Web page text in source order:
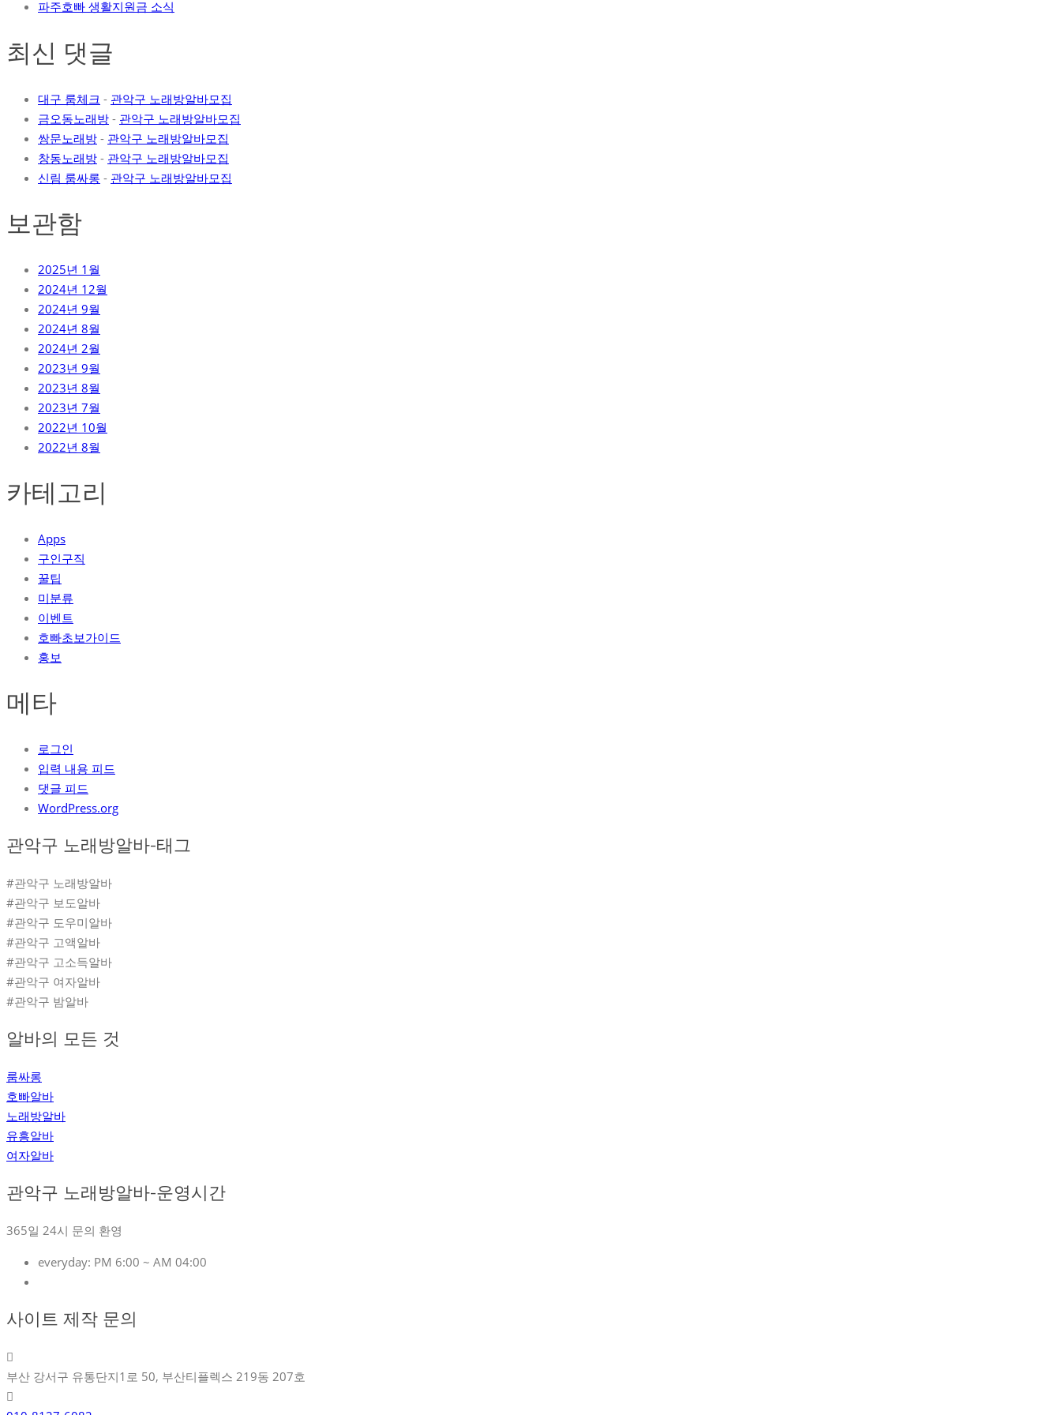
파주호빠 생활지원금 소식
최신 댓글
대구 룸체크 - 관악구 노래방알바모집
금오동노래방 - 관악구 노래방알바모집
쌍문노래방 - 관악구 노래방알바모집
창동노래방 - 관악구 노래방알바모집
신림 룸싸롱 - 관악구 노래방알바모집
보관함
2025년 1월
2024년 12월
2024년 9월
2024년 8월
2024년 2월
2023년 9월
2023년 8월
2023년 7월
2022년 10월
2022년 8월
카테고리
Apps
구인구직
꿀팁
미분류
이벤트
호빠초보가이드
홍보
메타
로그인
입력 내용 피드
댓글 피드
WordPress.org
관악구 노래방알바-태그
#관악구 노래방알바
#관악구 보도알바
#관악구 도우미알바
#관악구 고액알바
#관악구 고소득알바
#관악구 여자알바
#관악구 밤알바
알바의 모든 것
룸싸롱
호빠알바
노래방알바
유흥알바
여자알바
관악구 노래방알바-운영시간
365일 24시 문의 환영
everyday: PM 6:00 ~ AM 04:00
사이트 제작 문의
부산 강서구 유통단지1로 50, 부산티플렉스 219동 207호